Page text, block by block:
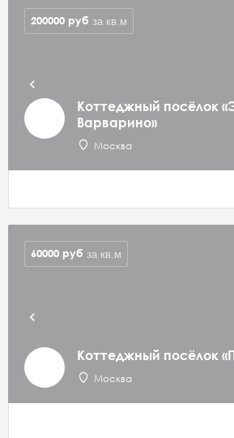
Коттеджный посёлок
Варварино»
Москва
200000 руб за кв.м
Коттеджный посёлок
Москва
60000 руб за кв.м